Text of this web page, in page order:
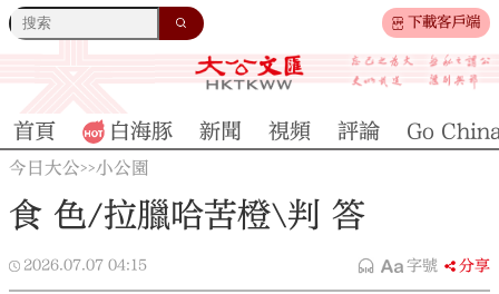
下載客戶端
首頁 白海豚 新聞 視頻 評論 Go
今日大公>>小公園
食 色/拉臘哈苦橙\判 答
2026.07.07 04:15 字號 分享